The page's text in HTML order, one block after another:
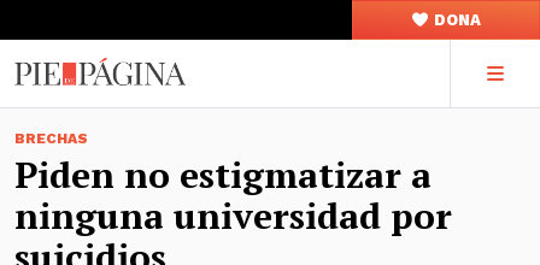
DONA
BRECHAS
Piden no estigmatizar a
ninguna universidad por